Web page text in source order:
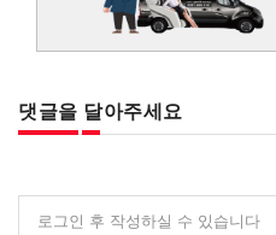
댓글을 달아주세요
로그인 후 작성하실 수 있습니다